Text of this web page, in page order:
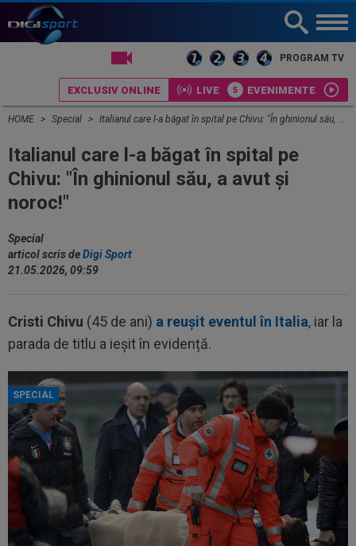
PROGRAM TV
EXCLUSIV ONLINE LIVE EVENIMENTE
HOME Special Italianul care l-a băgat în spital pe Chivu: "În ghinionul său, a avut și noroc!"
Italianul care l-a băgat în spital pe
Chivu: "În ghinionul său, a avut și
noroc!"
Special
articol scris deDigi Sport
21.05.2026, 09:59
Cristi Chivu (45 de ani) a reușit eventul în Italia, iar la
parada de titlu a ieșit în evidență.
SPECIAL